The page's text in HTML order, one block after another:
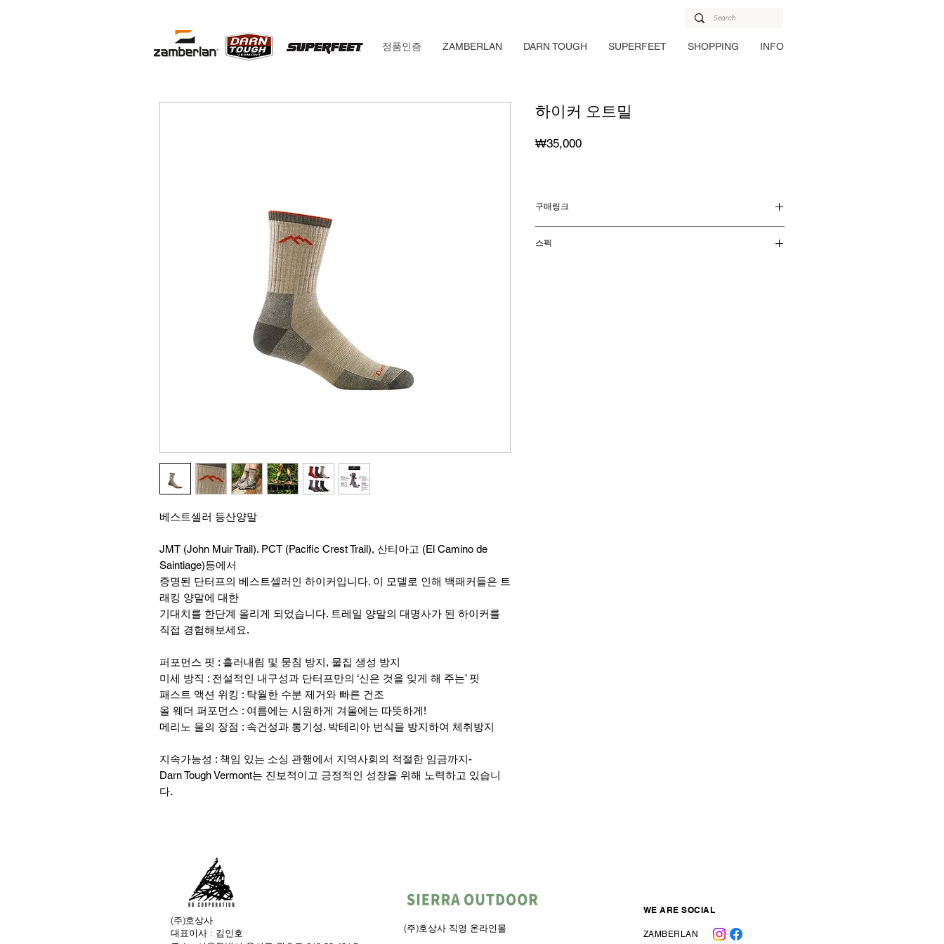
정품인증 ZAMBERLAN DARN TOUGH SUPERFEET SHOPPING INFO
베스트셀러 등산양말
JMT (John Muir Trail). PCT (Pacific Crest Trail), 산티아고 (El Camino de
Saintiage)등에서
증명된 단터프의 베스트셀러인 하이커입니다. 이 모델로 인해 백패커들은 트
래킹 양말에 대한
기대치를 한단계 올리게 되었습니다. 트레일 양말의 대명사가 된 하이커를
직접 경험해보세요.
퍼포먼스 핏 : 흘러내림 및 뭉침 방지, 물집 생성 방지
미세 방직 : 전설적인 내구성과 단터프만의 ‘신은 것을 잊게 해 주는’ 핏
패스트 액션 위킹 : 탁월한 수분 제거와 빠른 건조
올 웨더 퍼포먼스 : 여름에는 시원하게 겨울에는 따뜻하게!
메리노 울의 장점 : 속건성과 통기성. 박테리아 번식을 방지하여 체취방지
지속가능성 : 책임 있는 소싱 관행에서 지역사회의 적절한 임금까지-
Darn Tough Vermont는 진보적이고 긍정적인 성장을 위해 노력하고 있습니
다.
하이커 오트밀
₩35,000가
구매링크
스펙
(주)호상사
대표이사 : 김인호
(주)호상사 직영 온라인몰
WE ARE SOCIAL
ZAMBERLAN